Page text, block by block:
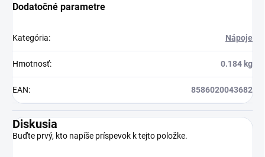
Dodatočné parametre
Kategória: Nápoje
Hmotnosť: 0.184 kg
EAN: 8586020043682
Diskusia
Buďte prvý, kto napíše príspevok k tejto položke.